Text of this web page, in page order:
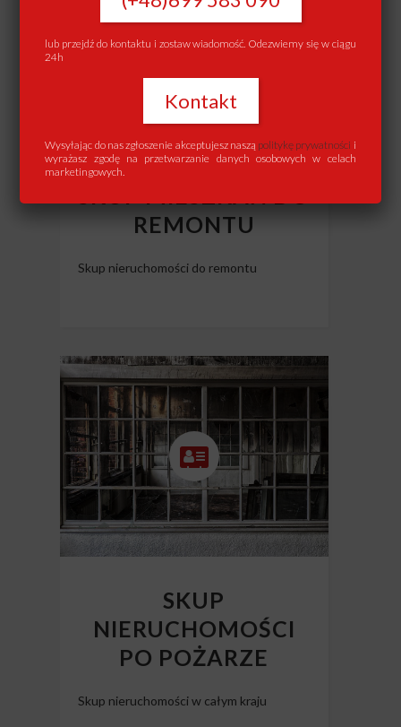
REMONTU
Skup nieruchomości do remontu
SKUP
NIERUCHOMOŚCI
PO POŻARZE
Skup nieruchomości w całym kraju
lub przejdź do kontaktu i zostaw wiadomość. Odezwiemy się w ciągu
24h
Kontakt
Wysyłając do nas zgłoszenie akceptujesz naszą politykę prywatności i
wyrażasz zgodę na przetwarzanie danych osobowych w celach
marketingowych.